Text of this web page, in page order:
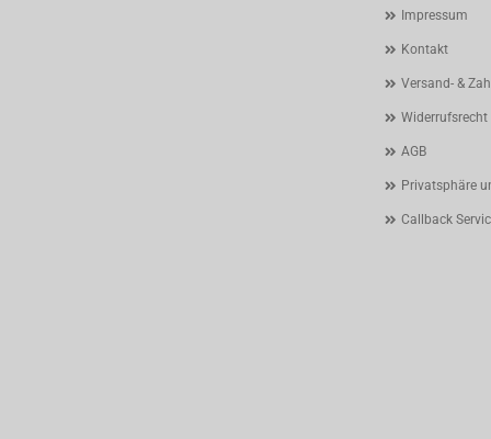
Impressum
Kontakt
Versand- &
AGB
Privatsphäre
Callback